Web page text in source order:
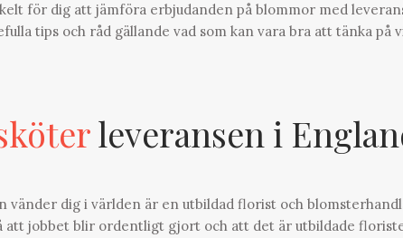
för dig att jämföra erbjudanden på blommor med
tips och råd gällande vad som kan vara bra att tänka på
leveransen i
dig i världen är en utbildad florist och
att jobbet blir ordentligt gjort och att det är utbildade